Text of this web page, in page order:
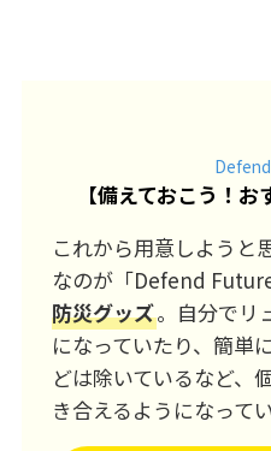
【備えておこう！お
これから用意しようと
なのが「Defend
防災グッズ。自分でリ
になっていたり、簡単
どは除いているなど、
き合えるようになってい